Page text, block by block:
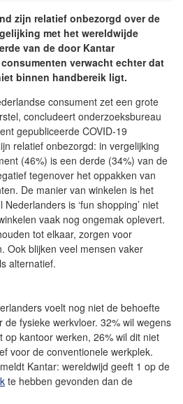
zijn relatief onbezorgd over de
met het wereldwijde
van de door Kantar
verwacht echter dat
binnen handbereik ligt.
consument zet een grote
concludeert onderzoeksbureau
gepubliceerde COVID-19
relatief onbezorgd: in vergelijking
(46%) is een derde (34%) van de
tegenover het oppakken van
De manier van winkelen is het
is ‘fun shopping’ niet
vaak nog ongemak oplevert.
tot elkaar, zorgen voor
Ook blijken veel mensen vaker
alternatief.
voelt nog niet de behoefte
fysieke werkvloer. 32% wil wegens
op kantoor werken, 26% wil dit niet
voor de conventionele werkplek.
Kantar: wereldwijd geeft 1 op de
te hebben gevonden dan de